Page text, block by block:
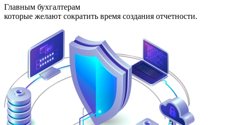
Главным бухгалтерам
которые желают сократить время создания отчетности.